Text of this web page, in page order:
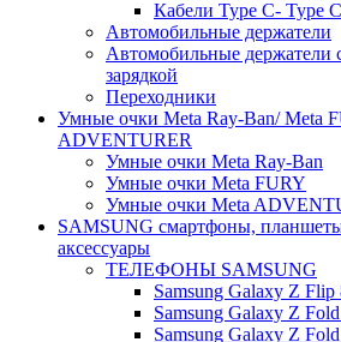
Кабели Type C- Type C
Автомобильные держатели
Автомобильные держатели
зарядкой
Переходники
Умные очки Meta Ray-Ban/ Meta
ADVENTURER
Умные очки Meta Ray-Ban
Умные очки Meta FURY
Умные очки Meta
SAMSUNG cмартфоны,
аксессуары
ТЕЛЕФОНЫ SAMSUNG
Samsung Galaxy Z Flip
Samsung Galaxy Z
Samsung Galaxy Z